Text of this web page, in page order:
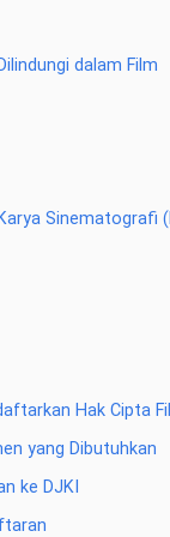
dalam Film
Sinematografi
Hak Cipta
yang Dibutuhkan
ke DJKI